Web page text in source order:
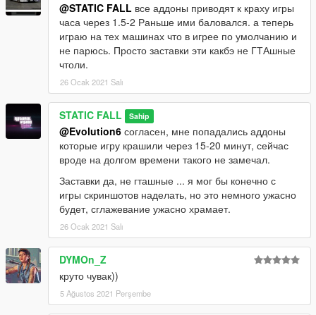
@STATIC FALL все аддоны приводят к краху игры
часа через 1.5-2 Раньше ими баловался. а теперь
играю на тех машинах что в игрее по умолчанию и
не парюсь. Просто заставки эти какбэ не ГТАшные
чтоли.
26 Ocak 2021 Salı
STATIC FALL Sahip
@Evolution6 согласен, мне попадались аддоны
которые игру крашили через 15-20 минут, сейчас
вроде на долгом времени такого не замечал.
Заставки да, не гташные ... я мог бы конечно с
игры скриншотов наделать, но это немного ужасно
будет, сглажевание ужасно храмает.
26 Ocak 2021 Salı
DYMOn_Z
круто чувак))
5 Ağustos 2021 Perşembe